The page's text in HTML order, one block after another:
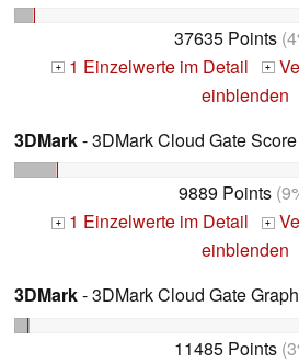
37635 Points
+ 1 Einzelwerte im Detail +
einblenden
3DMark- 3DMark Cloud Gate Score
9889 Points
+ 1 Einzelwerte im Detail +
einblenden
3DMark- 3DMark Cloud Gate
11485 Points